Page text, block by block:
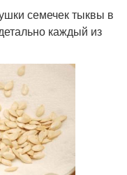
семечек тыквы в
каждый из